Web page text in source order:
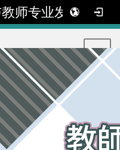
师专业发展中心